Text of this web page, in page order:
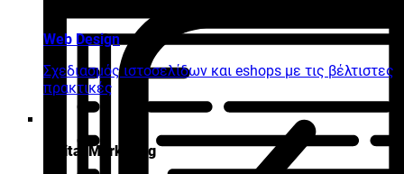
Web Design
Σχεδιασμός ιστοσελίδων και eshops με τις βέλτιστες
πρακτικές
Digital Marketing